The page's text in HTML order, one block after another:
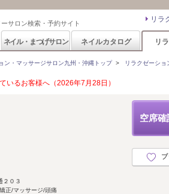
サロン検索・予約サイト リラ
ネイル・まつげサロン ネイルカタログ リ
ン・マッサージサロン九州・沖縄トップ> リラクゼーシ
いるお客様へ（2026年7月28日）
空席確
２０３
正/マッサージ/頭痛